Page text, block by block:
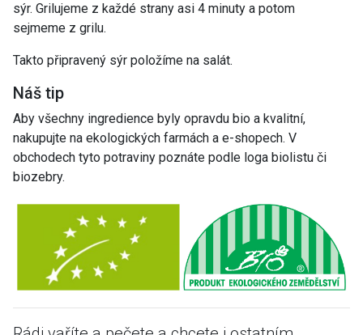
sýr. Grilujeme z každé strany asi 4 minuty a potom
sejmeme z grilu.
Takto připravený sýr položíme na salát.
Náš tip
Aby všechny ingredience byly opravdu bio a kvalitní,
nakupujte na ekologických farmách a e-shopech. V
obchodech tyto potraviny poznáte podle loga biolistu či
biozebry.